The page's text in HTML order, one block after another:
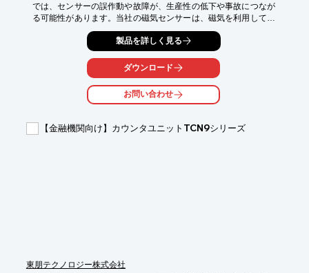
では、センサーの誤作動や故障が、生産性の低下や事故につなが
る可能性があります。当社の磁気センサーは、磁気を利用してい
るため、汚れに強く、過酷な環境下でも安定した位置検出を実現
【活用シーン】
・ロボットアームの位置検出
・ワークの有無検出
・可動部の位置決め
・高い耐久性により、メンテナンス頻度を削減
製品を詳しく見る
ダウンロード
お問い合わせ
【金融機関向け】カウンタユニットTCN9シリーズ
東朋テクノロジー株式会社